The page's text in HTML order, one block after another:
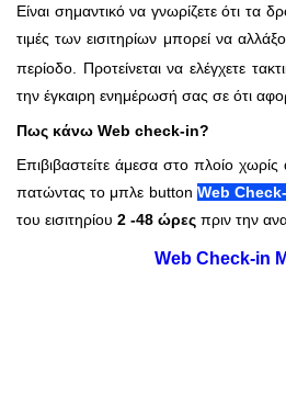
Είναι σημαντικό να γνωρίζετε ότι τα
τιμές των εισιτηρίων μπορεί να
περίοδο. Προτείνεται να ελέγχετε
την έγκαιρη ενημέρωσή σας σε ότι
Πως κάνω Web check-in?
Επιβιβαστείτε άμεσα στο πλοίο
πατώντας το μπλε button Web
του εισιτηρίου 2 -48 ώρες πριν την
Web Check-in